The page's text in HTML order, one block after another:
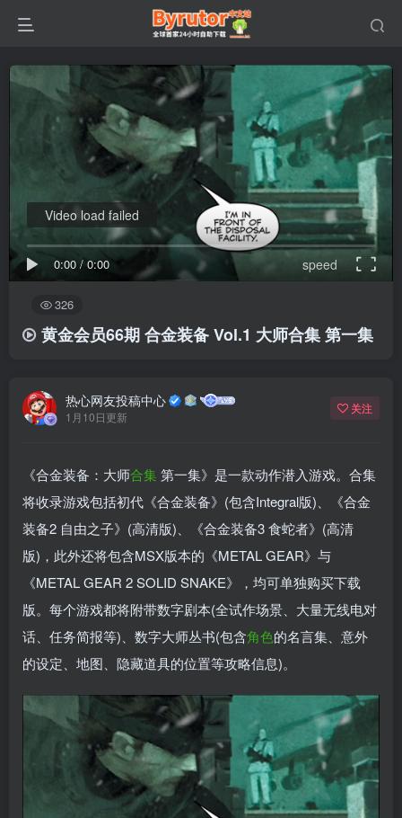
0:00 / 0:00 speed
Video load failed
326
黄金会员66期 合金装备 Vol.1 大师合集 第一集
热心网友投稿中心
1月10日更新
关注
《合金装备：大师合集第一集》是一款动作潜入游戏。合集
将收录游戏包括初代《合金装备》(包含Integral版)、《合金
装备2 自由之子》(高清版)、《合金装备3 食蛇者》(高清
版)，此外还将包含MSX版本的《METAL GEAR》与
《METAL GEAR 2 SOLID SNAKE》，均可单独购买下载
版。每个游戏都将附带数字剧本(全试作场景、大量无线电对
话、任务简报等)、数字大师丛书(包含角色的名言集、意外
的设定、地图、隐藏道具的位置等攻略信息)。